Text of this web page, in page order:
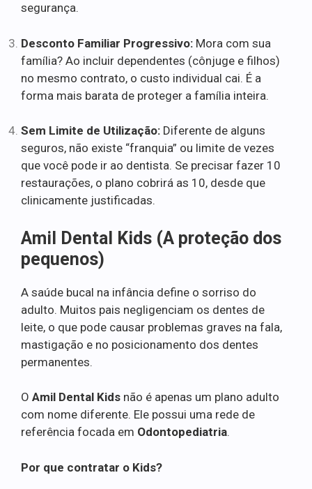
segurança.
Desconto Familiar Progressivo: Mora com sua
família? Ao incluir dependentes (cônjuge e filhos)
no mesmo contrato, o custo individual cai. É a
forma mais barata de proteger a família inteira.
Sem Limite de Utilização: Diferente de alguns
seguros, não existe “franquia” ou limite de vezes
que você pode ir ao dentista. Se precisar fazer 10
restaurações, o plano cobrirá as 10, desde que
clinicamente justificadas.
Amil Dental Kids (A proteção dos
pequenos)
A saúde bucal na infância define o sorriso do
adulto. Muitos pais negligenciam os dentes de
leite, o que pode causar problemas graves na fala,
mastigação e no posicionamento dos dentes
permanentes.
O Amil Dental Kids não é apenas um plano adulto
com nome diferente. Ele possui uma rede de
referência focada em Odontopediatria.
Por que contratar o Kids?